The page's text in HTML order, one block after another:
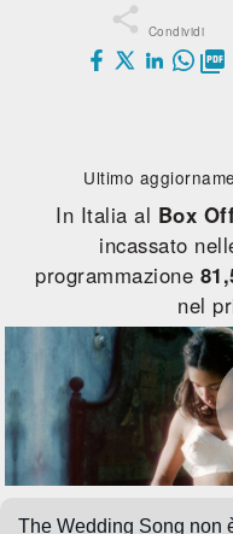
 Condividi

Ultimo
In Italia al Box
incassato
programmazione
nel